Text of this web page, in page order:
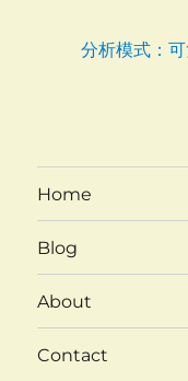
分析模式：
Home
Blog
About
Contact